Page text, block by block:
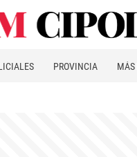
PROVINCIA MÁS